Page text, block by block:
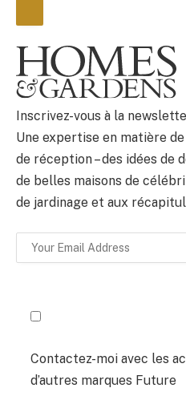
BULLETIN
Inscrivez-vous à la
Une expertise en matière
de réception – des idées de
de belles maisons de
de jardinage et aux
Contactez-moi avec les
d’autres marques Future